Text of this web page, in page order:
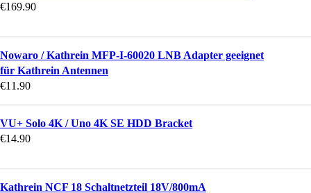
€169.90
Nowaro / Kathrein MFP-I-60020 LNB Adapter geeignet
für Kathrein Antennen
€11.90
VU+ Solo 4K / Uno 4K SE HDD Bracket
€14.90
Kathrein NCF 18 Schaltnetzteil 18V/800mA